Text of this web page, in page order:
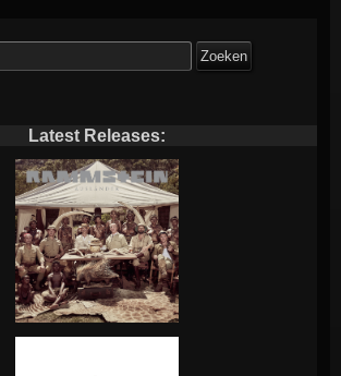
Latest Releases: